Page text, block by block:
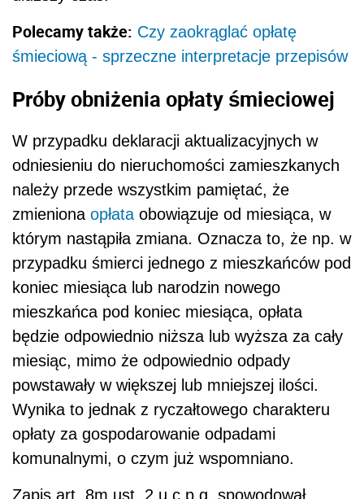
Polecamy także: Czy zaokrąglać opłatę
śmieciową - sprzeczne interpretacje przepisów
Próby obniżenia opłaty śmieciowej
W przypadku deklaracji aktualizacyjnych w
odniesieniu do nieruchomości zamieszkanych
należy przede wszystkim pamiętać, że
zmieniona opłata obowiązuje od miesiąca, w
którym nastąpiła zmiana. Oznacza to, że np. w
przypadku śmierci jednego z mieszkańców pod
koniec miesiąca lub narodzin nowego
mieszkańca pod koniec miesiąca, opłata
będzie odpowiednio niższa lub wyższa za cały
miesiąc, mimo że odpowiednio odpady
powstawały w większej lub mniejszej ilości.
Wynika to jednak z ryczałtowego charakteru
opłaty za gospodarowanie odpadami
komunalnymi, o czym już wspomniano.
Zapis art. 8m ust. 2 u.c.p.g. spowodował